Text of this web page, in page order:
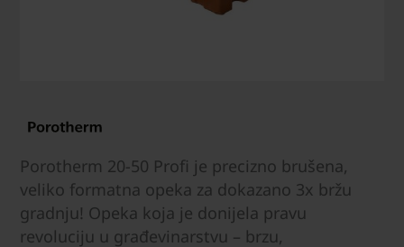
Porotherm 20-50 Profi je precizno brušena,
veliko formatna opeka za dokazano 3x bržu
gradnju! Opeka koja je donijela pravu
revoluciju u građevinarstvu – brzu,